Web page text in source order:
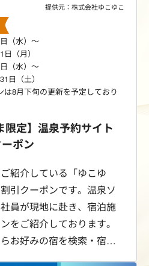
提供元：株式会社ゆこゆこ
（水）～
（月）
（水）～
日（土）
8月下旬の更新を予定しており
限定】温泉予約サイト
ポン
紹介している「ゆこゆ
引クーポンです。温泉ソ
員が現地に赴き、宿泊施
をご紹介しております。
お好みの宿を検索・宿泊